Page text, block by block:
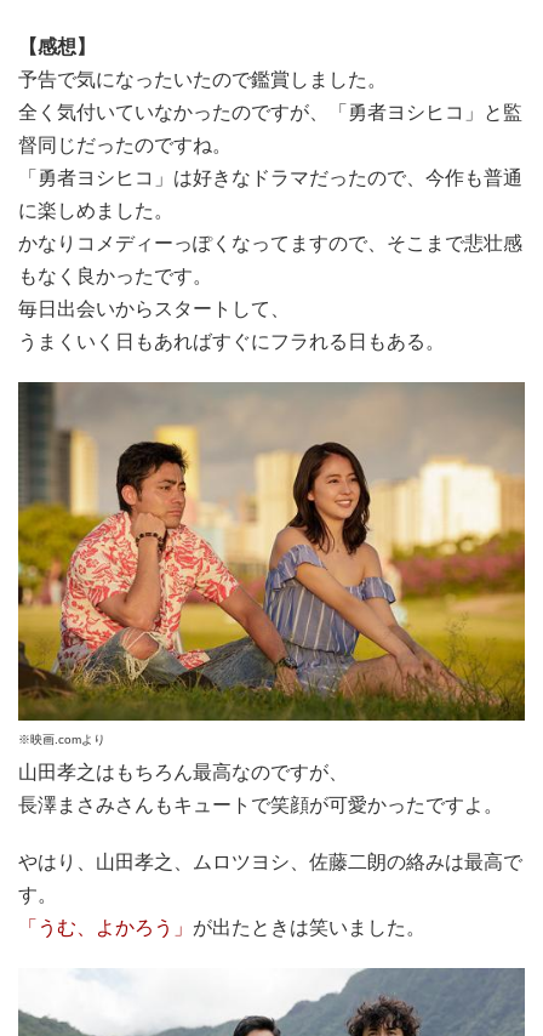
【感想】
予告で気になったいたので鑑賞しました。
全く気付いていなかったのですが、「勇者ヨシヒコ」と監
督同じだったのですね。
「勇者ヨシヒコ」は好きなドラマだったので、今作も普通
に楽しめました。
かなりコメディーっぽくなってますので、そこまで悲壮感
もなく良かったです。
毎日出会いからスタートして、
うまくいく日もあればすぐにフラれる日もある。
※映画.comより
山田孝之はもちろん最高なのですが、
長澤まさみさんもキュートで笑顔が可愛かったですよ。
やはり、山田孝之、ムロツヨシ、佐藤二朗の絡みは最高で
す。
「うむ、よかろう」 が出たときは笑いました。